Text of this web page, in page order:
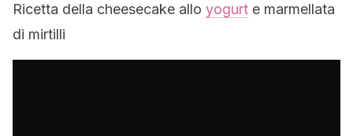
Ricetta della cheesecake allo yogurt e marmellata
di mirtilli